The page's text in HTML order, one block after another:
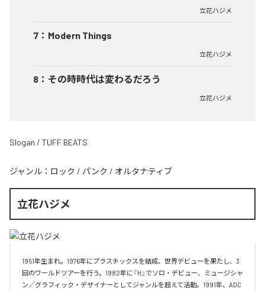
立花ハジメ
7 ： Modern Things
立花ハジメ
8 ： その時時代は変わるだろう
立花ハジメ
Slogan / TUFF BEATS
ジャンル： ロック / パンク / オルタナティブ
立花ハジメ
1951年生まれ。1976年にプラスチックスを結成、世界デビューを果たし、3
回のワールドツアーを行う。1982年に『H』でソロ・デビュー、ミュージシャ
ン／グラフィック・デザイナーとしてジャンルを超えて活動。1991年、ADC